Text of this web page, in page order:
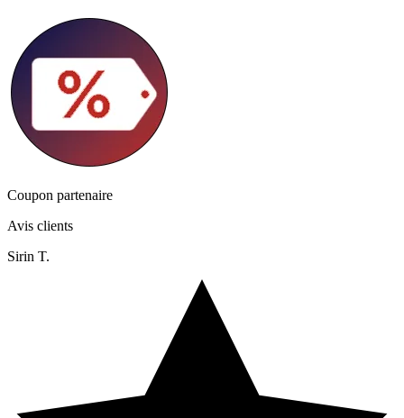
Coupon partenaire
Avis clients
Sirin T.